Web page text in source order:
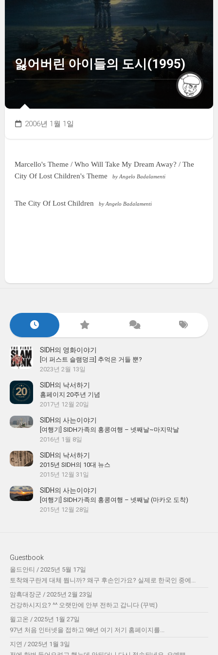
잃어버린 아이들의 도시(1995)
2006년 1월 1일
Marcello's Theme / Who Will Take My Dream Away? / The
City Of Lost Children's Theme
by Angelo Badalamenti
The City Of Lost Children by Angelo Badalamenti
SIDH의 영화이야기
[더 퍼스트 슬램덩크] 추억은 거들 뿐?
2023년 2월 13일
SIDH의 낙서하기
홈페이지 20주년 기념
2017년 12월 20일
SIDH의 사는이야기
[여행기] SIDH가족의 홍콩여행 – 넷째날~마지막날
2016년 1월 8일
SIDH의 낙서하기
2015년 SIDH의 10대 뉴스
2015년 12월 31일
SIDH의 사는이야기
[여행기] SIDH가족의 홍콩여행 – 넷째날 (마카오 도착)
2015년 12월 28일
Guestbook
올드안티 / 2025년 5월 17일
토착왜구란게 대체 뭡니까? 왜구 후손인가요? 실제로 한국인 중에...
암흑대장군 / 2025년 2월 23일
건강하시지요? ^^ 오랫만에 안부 전하고 갑니다 (꾸벅)
윌고온 / 2025년 1월 27일
97년 처음 인터넷을 접하고 98년 여기 저기 홈페이지를...
지연 / 2025년 1월 3일